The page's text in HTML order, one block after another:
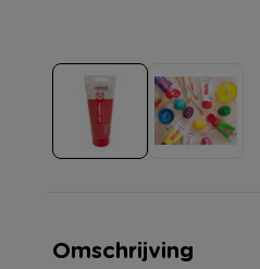
Omschrijving